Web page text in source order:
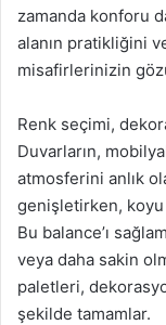
zamanda konforu
alanın pratikliğini
misafirlerinizin
Renk seçimi,
Duvarların,
atmosferini anlık
genişletirken, koyu
Bu balance’ı
veya daha sakin
paletleri,
şekilde tamamlar.